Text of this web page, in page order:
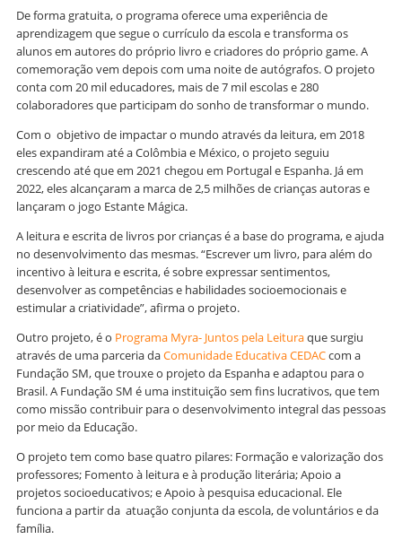
De forma gratuita, o programa oferece uma experiência de
aprendizagem que segue o currículo da escola e transforma os
alunos em autores do próprio livro e criadores do próprio game. A
comemoração vem depois com uma noite de autógrafos. O projeto
conta com 20 mil educadores, mais de 7 mil escolas e 280
colaboradores que participam do sonho de transformar o mundo.
Com o objetivo de impactar o mundo através da leitura, em 2018
eles expandiram até a Colômbia e México, o projeto seguiu
crescendo até que em 2021 chegou em Portugal e Espanha. Já em
2022, eles alcançaram a marca de 2,5 milhões de crianças autoras e
lançaram o jogo Estante Mágica.
A leitura e escrita de livros por crianças é a base do programa, e ajuda
no desenvolvimento das mesmas. “Escrever um livro, para além do
incentivo à leitura e escrita, é sobre expressar sentimentos,
desenvolver as competências e habilidades socioemocionais e
estimular a criatividade”, afirma o projeto.
Outro projeto, é o Programa Myra- Juntos pela Leituraque surgiu
através de uma parceria daComunidade Educativa CEDACcom a
Fundação SM, que trouxe o projeto da Espanha e adaptou para o
Brasil. A Fundação SM é uma instituição sem fins lucrativos, que tem
como missão contribuir para o desenvolvimento integral das pessoas
por meio da Educação.
O projeto tem como base quatro pilares: Formação e valorização dos
professores; Fomento à leitura e à produção literária; Apoio a
projetos socioeducativos; e Apoio à pesquisa educacional. Ele
funciona a partir da atuação conjunta da escola, de voluntários e da
família.